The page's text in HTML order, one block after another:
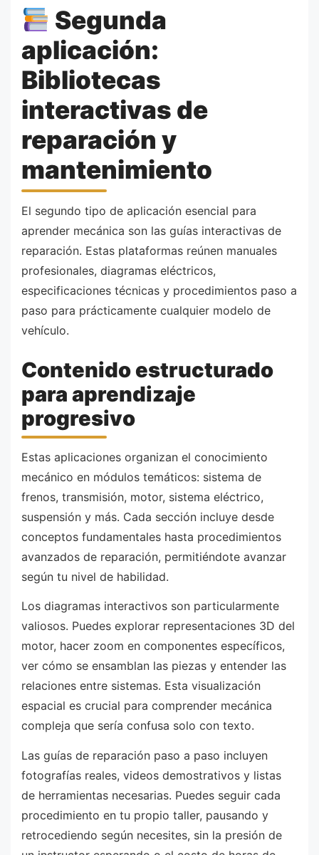
Segunda
aplicación:
Bibliotecas
interactivas de
reparación y
mantenimiento
El segundo tipo de aplicación esencial para
aprender mecánica son las guías interactivas de
reparación. Estas plataformas reúnen manuales
profesionales, diagramas eléctricos,
especificaciones técnicas y procedimientos paso a
paso para prácticamente cualquier modelo de
vehículo.
Contenido estructurado
para aprendizaje
progresivo
Estas aplicaciones organizan el conocimiento
mecánico en módulos temáticos: sistema de
frenos, transmisión, motor, sistema eléctrico,
suspensión y más. Cada sección incluye desde
conceptos fundamentales hasta procedimientos
avanzados de reparación, permitiéndote avanzar
según tu nivel de habilidad.
Los diagramas interactivos son particularmente
valiosos. Puedes explorar representaciones 3D del
motor, hacer zoom en componentes específicos,
ver cómo se ensamblan las piezas y entender las
relaciones entre sistemas. Esta visualización
espacial es crucial para comprender mecánica
compleja que sería confusa solo con texto.
Las guías de reparación paso a paso incluyen
fotografías reales, videos demostrativos y listas
de herramientas necesarias. Puedes seguir cada
procedimiento en tu propio taller, pausando y
retrocediendo según necesites, sin la presión de